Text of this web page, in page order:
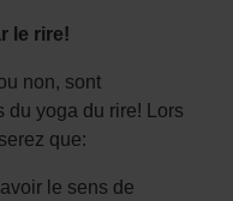
le rire!
non, sont
du yoga du rire! Lors
que:
le sens de